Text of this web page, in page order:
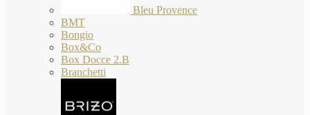
Bleu Provence
BMT
Bongio
Box&Co
Box Docce 2.B
Branchetti